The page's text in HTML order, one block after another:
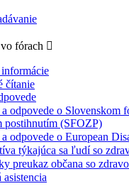
fórach
odpovede o Slovenskom
postihnutím (SFOZP)
odpovede o European
týkajúca sa ľudí so
preukaz občana so